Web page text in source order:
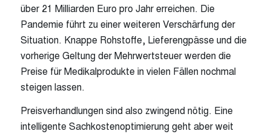
über 21 Milliarden Euro pro Jahr erreichen. Die
Pandemie führt zu einer weiteren Verschärfung der
Situation. Knappe Rohstoffe, Lieferengpässe und die
vorherige Geltung der Mehrwertsteuer werden die
Preise für Medikalprodukte in vielen Fällen nochmal
steigen lassen.
Preisverhandlungen sind also zwingend nötig. Eine
intelligente Sachkostenoptimierung geht aber weit